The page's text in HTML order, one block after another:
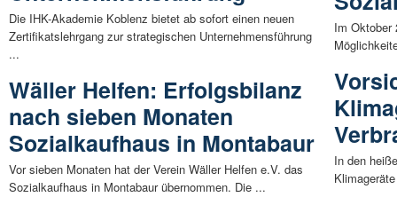
Die IHK-Akademie Koblenz bietet ab sofort einen neuen
Zertifikatslehrgang zur strategischen Unternehmensführung
...
Wäller Helfen: Erfolgsbilanz
nach sieben Monaten
Sozialkaufhaus in Montabaur
Vor sieben Monaten hat der Verein Wäller Helfen e.V. das
Sozialkaufhaus in Montabaur übernommen. Die ...
Im Oktober
In den